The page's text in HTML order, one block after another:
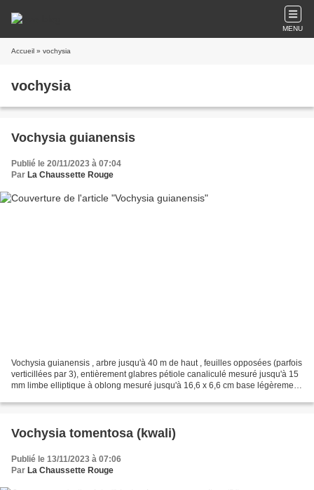
MENU
Accueil » vochysia
vochysia
Vochysia guianensis
Publié le 20/11/2023 à 07:04
Par La Chaussette Rouge
Vochysia guianensis , arbre jusqu'à 40 m de haut , feuilles opposées (parfois
verticillées par 3), entièrement glabres pétiole canaliculé mesuré jusqu'à 15
mm limbe elliptique à oblong mesuré jusqu'à 16,6 x 6,6 cm base légèrement
Vochysia tomentosa (kwali)
Publié le 13/11/2023 à 07:06
Par La Chaussette Rouge